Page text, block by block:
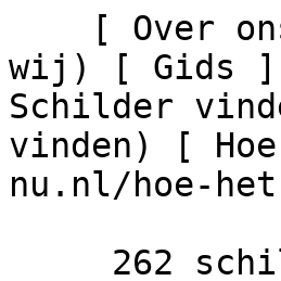
wij) [ Gids
Schilder
vinden) [
nu.nl/hoe-